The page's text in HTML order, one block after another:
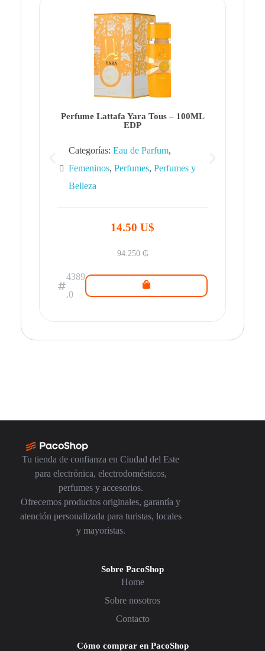
Perfume Lattafa Yara Tous – 100ML
EDP
Categorías: Eau de Parfum,
Femeninos, Perfumes, Perfumes y
Belleza
14.50 U$
94.250 ₲
4389
.0
Tu tienda de confianza en Ciudad del Este
para electrónica, electrodomésticos,
perfumes y accesorios.
Ofrecemos productos originales, garantía y
atención personalizada para turistas, locales
y mayoristas.
Sobre PacoShop
Home
Sobre nosotros
Contacto
Cómo comprar en PacoShop